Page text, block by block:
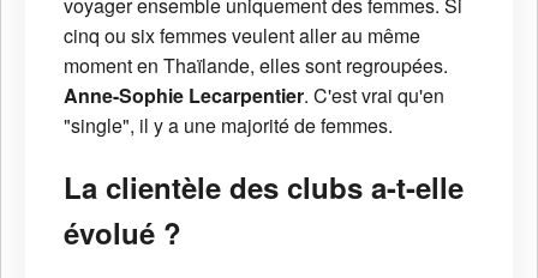
cinq ou six femmes veulent aller au même
moment en Thaïlande, elles sont regroupées.
Anne-Sophie Lecarpentier. C'est vrai qu'en
"single", il y a une majorité de femmes.
La clientèle des clubs a-t-elle
évolué ?